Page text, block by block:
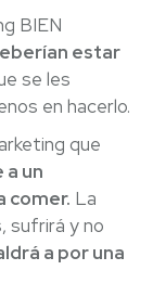
BIEN
estar
se les
en hacerlo.
que
a un
comer. La
sufrirá y no
a por una